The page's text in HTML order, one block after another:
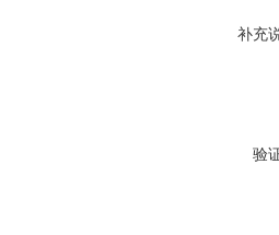
补充
验